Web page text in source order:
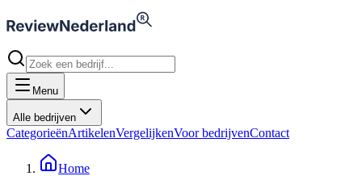
Menu
Alle bedrijven
CategorieënArtikelenVergelijkenVoor bedrijvenContact
Home